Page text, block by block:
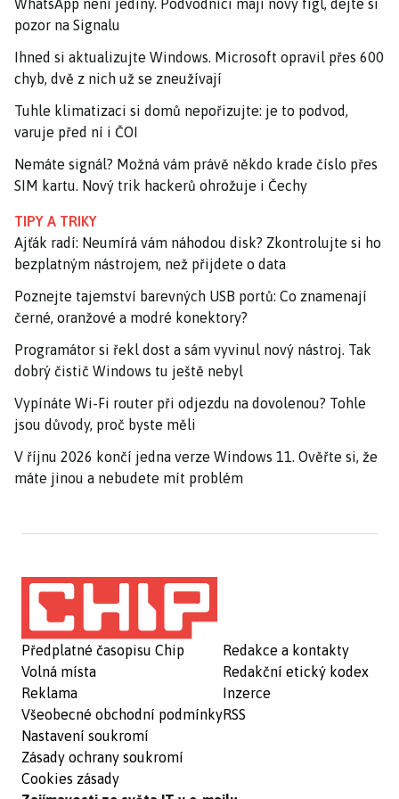
WhatsApp není jediný. Podvodníci mají nový fígl, dejte si
pozor na Signalu
Ihned si aktualizujte Windows. Microsoft opravil přes 600
chyb, dvě z nich už se zneužívají
Tuhle klimatizaci si domů nepořizujte: je to podvod,
varuje před ní i ČOI
Nemáte signál? Možná vám právě někdo krade číslo přes
SIM kartu. Nový trik hackerů ohrožuje i Čechy
TIPY A TRIKY
Ajťák radí: Neumírá vám náhodou disk? Zkontrolujte si ho
bezplatným nástrojem, než přijdete o data
Poznejte tajemství barevných USB portů: Co znamenají
černé, oranžové a modré konektory?
Programátor si řekl dost a sám vyvinul nový nástroj. Tak
dobrý čistič Windows tu ještě nebyl
Vypínáte Wi-Fi router při odjezdu na dovolenou? Tohle
jsou důvody, proč byste měli
V říjnu 2026 končí jedna verze Windows 11. Ověřte si, že
máte jinou a nebudete mít problém
Předplatné časopisu Chip
Volná místa
Reklama
Všeobecné obchodní podmínky
Nastavení soukromí
Zásady ochrany soukromí
Cookies zásady
Redakce a kontakty
Redakční etický kodex
Inzerce
RSS